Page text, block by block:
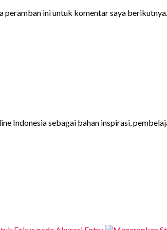
peramban ini untuk komentar saya berikutnya.
Indonesia sebagai bahan inspirasi,